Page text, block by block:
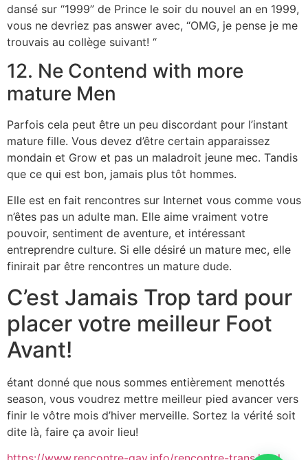
dansé sur “1999” de Prince le soir du nouvel an en 1999,
vous ne devriez pas answer avec, “OMG, je pense je me
trouvais au collège suivant! “
12. Ne Contend with more
mature Men
Parfois cela peut être un peu discordant pour l’instant
mature fille. Vous devez d’être certain apparaissez
mondain et Grow et pas un maladroit jeune mec. Tandis
que ce qui est bon, jamais plus tôt hommes.
Elle est en fait rencontres sur Internet vous comme vous
n’êtes pas un adulte man. Elle aime vraiment votre
pouvoir, sentiment de aventure, et intéressant
entreprendre culture. Si elle désiré un mature mec, elle
finirait par être rencontres un mature dude.
C’est Jamais Trop tard pour
placer votre meilleur Foot
Avant!
étant donné que nous sommes entièrement menottés
season, vous voudrez mettre meilleur pied avancer vers
finir le vôtre mois d’hiver merveille. Sortez la vérité soit
dite là, faire ça avoir lieu!